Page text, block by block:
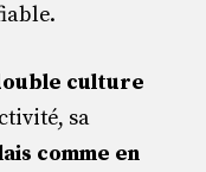
culture
sa
comme en